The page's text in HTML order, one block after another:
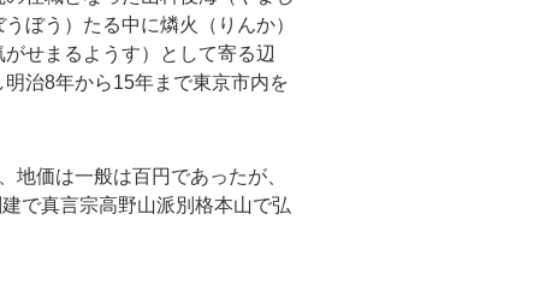
ぼう）たる中に燐火（りんか）
せまるようす）として寄る辺
治8年から15年まで東京市内を
価は一般は百円であったが、
で真言宗高野山派別格本山で弘